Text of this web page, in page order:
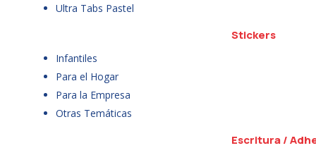
Ultra Tabs Pastel
Stickers
Infantiles
Para el Hogar
Para la Empresa
Otras Temáticas
Escritura /